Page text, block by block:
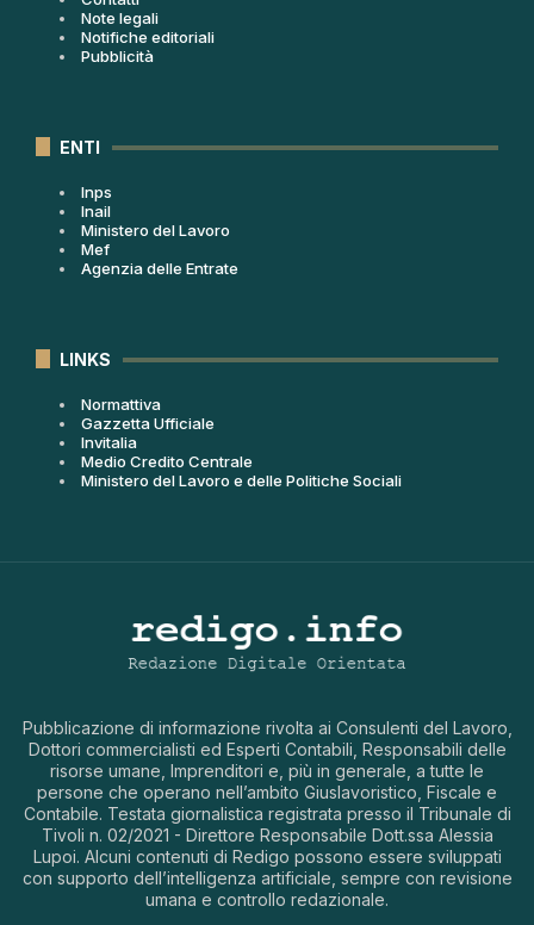
Note legali
Notifiche editoriali
Pubblicità
ENTI
Inps
Inail
Ministero del Lavoro
Mef
Agenzia delle Entrate
LINKS
Normattiva
Gazzetta Ufficiale
Invitalia
Medio Credito Centrale
Ministero del Lavoro e delle Politiche Sociali
Pubblicazione di informazione rivolta ai Consulenti del Lavoro,
Dottori commercialisti ed Esperti Contabili, Responsabili delle
risorse umane, Imprenditori e, più in generale, a tutte le
persone che operano nell’ambito Giuslavoristico, Fiscale e
Contabile. Testata giornalistica registrata presso il Tribunale di
Tivoli n. 02/2021 - Direttore Responsabile Dott.ssa Alessia
Lupoi. Alcuni contenuti di Redigo possono essere sviluppati
con supporto dell’intelligenza artificiale, sempre con revisione
umana e controllo redazionale.